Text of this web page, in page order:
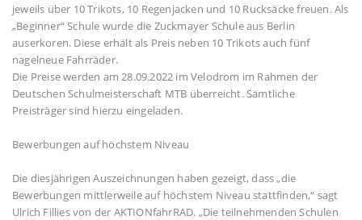
jeweils über 10 Trikots, 10 Regenjacken und 10 Rucksäcke freuen. Als
„Beginner“ Schule wurde die Zuckmayer Schule aus Berlin
auserkoren. Diese erhält als Preis neben 10 Trikots auch fünf
nagelneue Fahrräder.
Die Preise werden am 28.09.2022 im Velodrom im Rahmen der
Deutschen Schulmeisterschaft MTB überreicht. Sämtliche
Preisträger sind hierzu eingeladen.
Bewerbungen auf höchstem Niveau
Die diesjährigen Auszeichnungen haben gezeigt, dass „die
Bewerbungen mittlerweile auf höchstem Niveau stattfinden,“ sagt
Ulrich Fillies von der AKTIONfahrRAD. „Die teilnehmenden Schulen